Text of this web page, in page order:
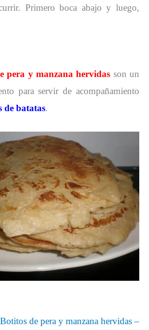
Primero boca abajo y luego,
pera y manzana hervidas son un
para servir de acompañamiento
de batatas.
de pera y manzana hervidas –